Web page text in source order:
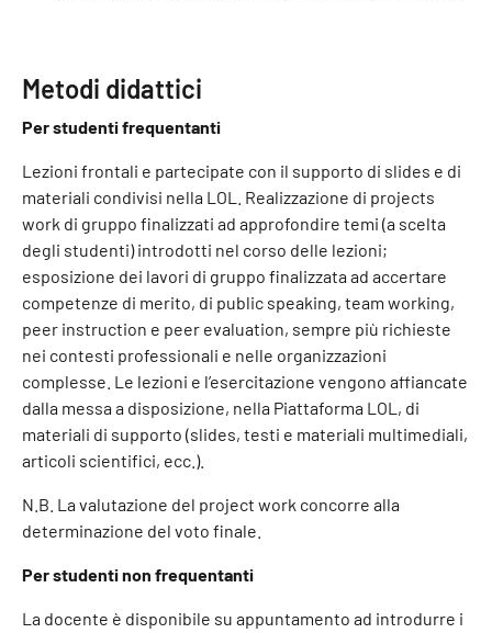
Metodi didattici
Per studenti frequentanti
Lezioni frontali e partecipate con il supporto di slides e di
materiali condivisi nella LOL. Realizzazione di projects
work di gruppo finalizzati ad approfondire temi (a scelta
degli studenti) introdotti nel corso delle lezioni;
esposizione dei lavori di gruppo finalizzata ad accertare
competenze di merito, di public speaking, team working,
peer instruction e peer evaluation, sempre più richieste
nei contesti professionali e nelle organizzazioni
complesse. Le lezioni e l’esercitazione vengono affiancate
dalla messa a disposizione, nella Piattaforma LOL, di
materiali di supporto (slides, testi e materiali multimediali,
articoli scientifici, ecc.).
N.B. La valutazione del project work concorre alla
determinazione del voto finale.
Per studenti non frequentanti
La docente è disponibile su appuntamento ad introdurre i